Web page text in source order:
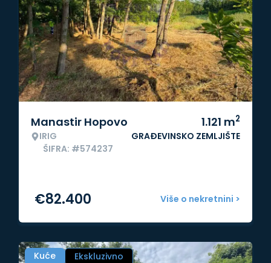
Manastir Hopovo
IRIG
ŠIFRA: #574237
1.121 m2
GRAĐEVINSKO ZEMLJIŠTE
Više o nekretnini >
€82.400
Kuće Ekskluzivno